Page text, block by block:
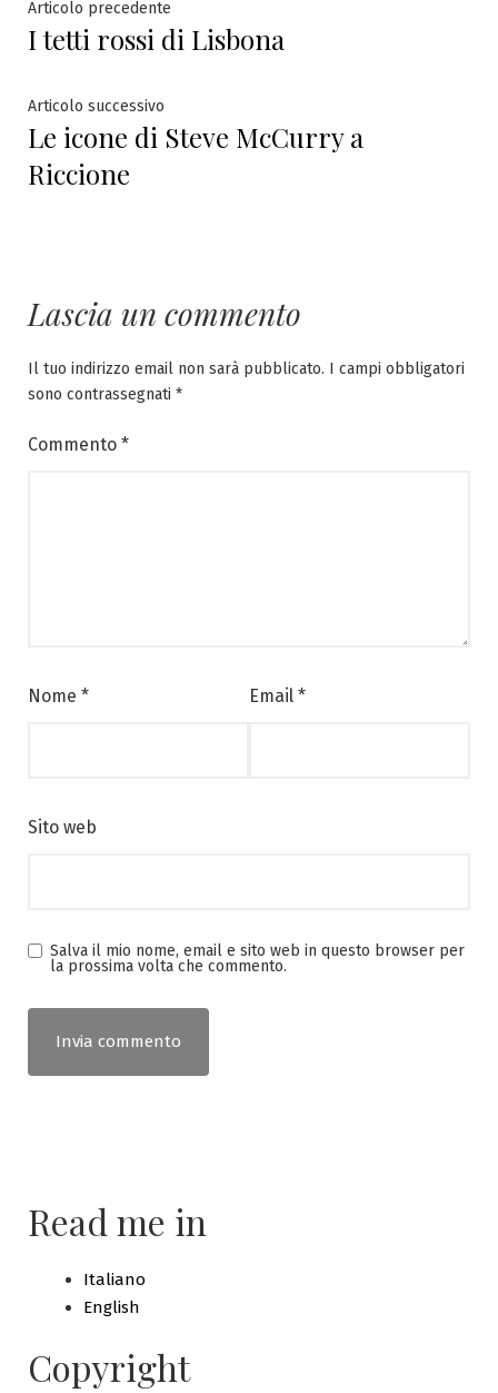
Navigazione
articoli
Articolo precedente
precedente:
I tetti rossi di Lisbona
Articolo successivo
successivo:
Le icone di Steve McCurry a
Riccione
Lascia un commento
Il tuo indirizzo email non sarà pubblicato. I campi obbligatori
sono contrassegnati *
Commento *
Nome * Email *
Sito web
Salva il mio nome, email e sito web in questo browser per
la prossima volta che commento.
Read me in
Italiano
English
Copyright